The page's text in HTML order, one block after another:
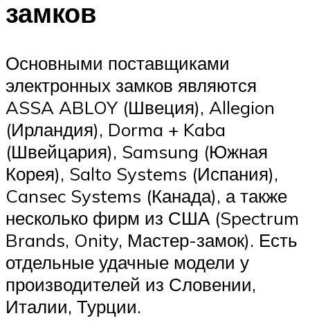
замков
Основными поставщиками
электронных замков являются
ASSA ABLOY (Швеция), Allegion
(Ирландия), Dorma + Kaba
(Швейцария), Samsung (Южная
Корея), Salto Systems (Испания),
Cansec Systems (Канада), а также
несколько фирм из США (Spectrum
Brands, Onity, Мастер-замок). Есть
отдельные удачные модели у
производителей из Словении,
Италии, Турции.